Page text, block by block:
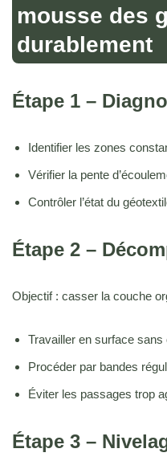
mousse des
durablement
Étape 1 –
Identifier les zones
Vérifier la pente
Contrôler l’état du
Étape 2 –
Objectif : casser la couche
Travailler en surface
Procéder par bandes
Éviter les passages trop
Étape 3 –